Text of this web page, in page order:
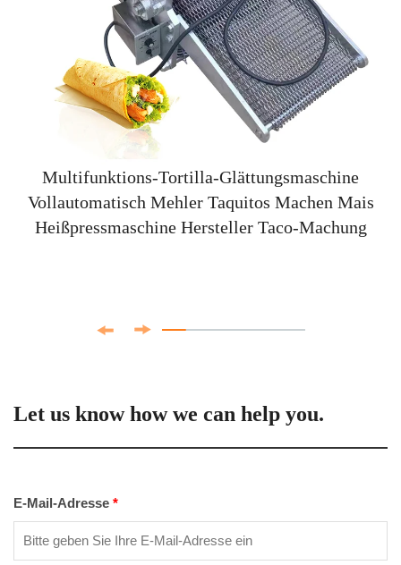
Multifunktions-Tortilla-Glättungsmaschine
Vollautomatisch Mehler Taquitos Machen Mais
Heißpressmaschine Hersteller Taco-Machung
Let us know how we can help you.
E-Mail-Adresse *